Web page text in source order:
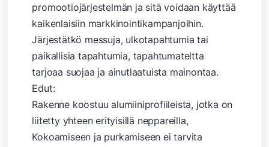
promootiojärjestelmän ja sitä voidaan käyttää
kaikenlaisiin markkinointikampanjoihin.
Järjestätkö messuja, ulkotapahtumia tai
paikallisia tapahtumia, tapahtumateltta
tarjoaa suojaa ja ainutlaatuista mainontaa.
Edut:
Rakenne koostuu alumiiniprofiileista, jotka on
liitetty yhteen erityisillä neppareilla,
Kokoamiseen ja purkamiseen ei tarvita